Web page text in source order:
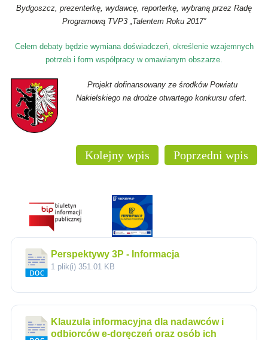
Bydgoszcz, prezenterkę, wydawcę, reporterkę, wybraną przez Radę
Programową TVP3 „Talentem Roku 2017”
Celem debaty będzie wymiana doświadczeń, określenie wzajemnych
potrzeb i form współpracy w omawianym obszarze.
Projekt dofinansowany ze środków Powiatu
Nakielskiego na drodze otwartego konkursu ofert.
Poprzedni wpis
Kolejny wpis
Perspektywy 3P - Informacja
1 plik(i) 351.01 KB
Klauzula informacyjna dla nadawców i
odbiorców e-doręczeń oraz osób ich